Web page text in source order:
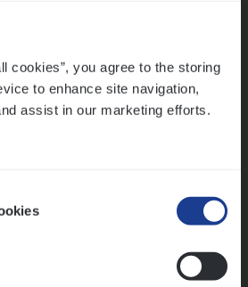
cookies”, you agree to the storing
to enhance site navigation,
assist in our marketing efforts.
Julie en Aurélie elkaar
in games én op het